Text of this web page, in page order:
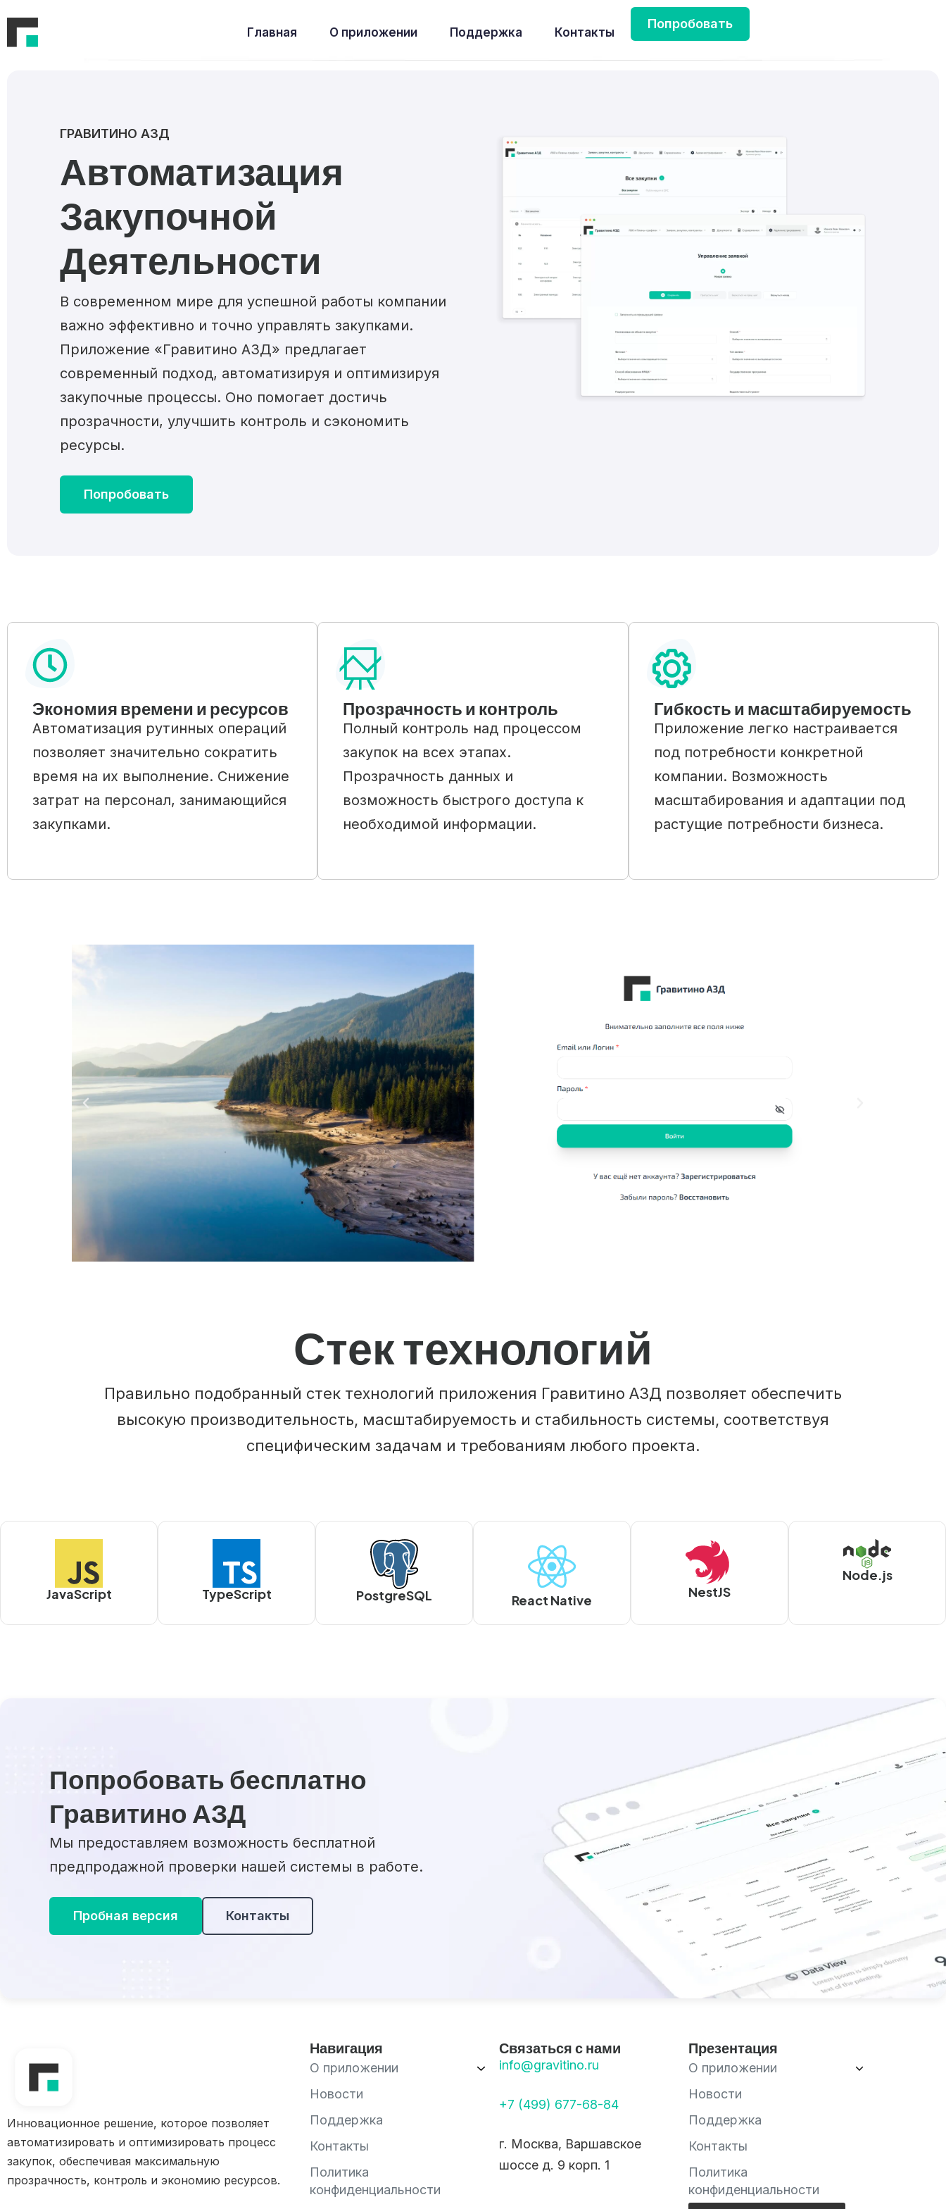
Главная О приложении Поддержка Контакты
Попробовать
ГРАВИТИНО АЗД
Автоматизация
Закупочной
Деятельности
В современном мире для успешной работы компании
важно эффективно и точно управлять закупками.
Приложение «Гравитино АЗД» предлагает
современный подход, автоматизируя и оптимизируя
закупочные процессы. Оно помогает достичь
прозрачности, улучшить контроль и сэкономить
ресурсы.
Попробовать
Экономия времени и ресурсов
Автоматизация рутинных операций
позволяет значительно сократить
время на их выполнение. Снижение
затрат на персонал, занимающийся
закупками.
Прозрачность и контроль
Полный контроль над процессом
закупок на всех этапах.
Прозрачность данных и
возможность быстрого доступа к
необходимой информации.
Гибкость и масштабируемость
Приложение легко настраивается
под потребности конкретной
компании. Возможность
масштабирования и адаптации под
растущие потребности бизнеса.
Стек технологий
Правильно подобранный стек технологий приложения Гравитино АЗД позволяет обеспечить
высокую производительность, масштабируемость и стабильность системы, соответствуя
специфическим задачам и требованиям любого проекта.
JavaScript TypeScript PostgreSQL React Native
NestJS
Node.js
Попробовать бесплатно
Гравитино АЗД
Мы предоставляем возможность бесплатной
предпродажной проверки нашей системы в работе.
Пробная версия Контакты
Инновационное решение, которое позволяет
автоматизировать и оптимизировать процесс
закупок, обеспечивая максимальную
прозрачность, контроль и экономию ресурсов.
Навигация
О приложении
Новости
Поддержка
Контакты
Политика
конфиденциальности
Связаться с нами
info@gravitino.ru
+7 (499) 677-68-84
г. Москва, Варшавское
шоссе д. 9 корп. 1
Презентация
О приложении
Новости
Поддержка
Контакты
Политика
конфиденциальности